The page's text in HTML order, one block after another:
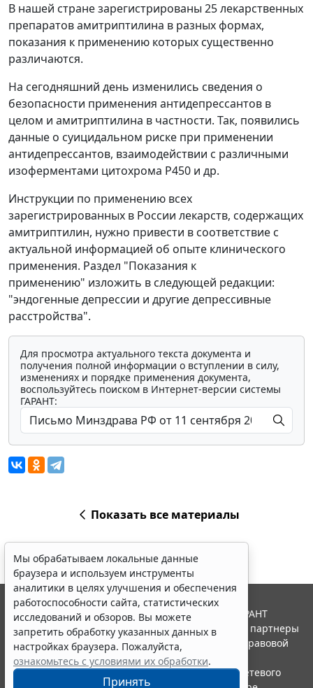
В нашей стране зарегистрированы 25 лекарственных
препаратов амитриптилина в разных формах,
показания к применению которых существенно
различаются.
На сегодняшний день изменились сведения о
безопасности применения антидепрессантов в
целом и амитриптилина в частности. Так, появились
данные о суицидальном риске при применении
антидепрессантов, взаимодействии с различными
изоферментами цитохрома Р450 и др.
Инструкции по применению всех
зарегистрированных в России лекарств, содержащих
амитриптилин, нужно привести в соответствие с
актуальной информацией об опыте клинического
применения. Раздел "Показания к
применению" изложить в следующей редакции:
"эндогенные депрессии и другие депрессивные
расстройства".
Для просмотра актуального текста документа и
получения полной информации о вступлении в силу,
изменениях и порядке применения документа,
воспользуйтесь поиском в Интернет-версии системы
ГАРАНТ:
Показать все материалы
Мы обрабатываем локальные данные
браузера и используем инструменты
аналитики в целях улучшения и обеспечения
работоспособности сайта, статистических
исследований и обзоров. Вы можете
запретить обработку указанных данных в
настройках браузера. Пожалуйста,
ознакомьтесь с условиями их обработки.
Принять
© ООО "НПП "ГАРАНТ-СЕРВИС", 2026. Система ГАРАНТ
выпускается с 1990 года. Компания "Гарант" и ее партнеры
являются участниками Российской ассоциации правовой
информации ГАРАНТ.
Портал ГАРАНТ.РУ зарегистрирован в качестве сетевого